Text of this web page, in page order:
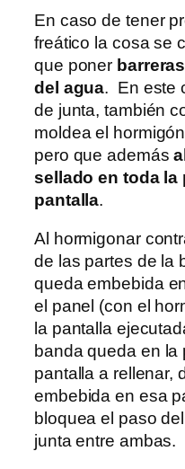
En caso de tener
freático la cosa se
que poner
del agua. En este
de junta, también
moldea el
pero que además
sellado en toda
pantalla.
Al hormigonar
de las partes de la
queda embebida
el panel (con el
la pantalla
banda queda en la
pantalla a rellenar,
embebida en esa
bloquea el paso
junta entre ambas.